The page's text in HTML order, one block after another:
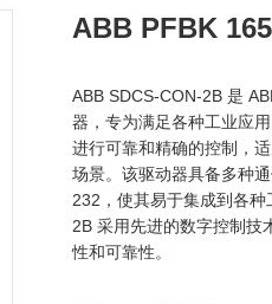
ABB PFBK
ABB SDCS-CON-2B 是
器，专为满足各种工业应
进行可靠和精确的控制，
场景。该驱动器具备多种
232，使其易于集成到各
2B 采用先进的数字控制技
性和可靠性。